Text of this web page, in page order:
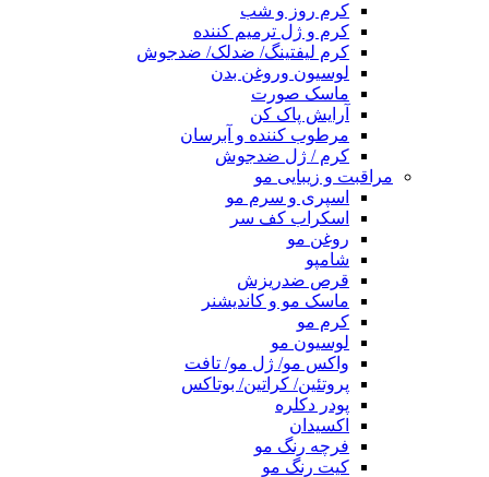
کرم روز و شب
کرم و ژل ترمیم کننده
کرم لیفتینگ/ ضدلک/ ضدجوش
لوسیون وروغن بدن
ماسک صورت
آرایش پاک کن
مرطوب کننده و آبرسان
کرم / ژل ضدجوش
مراقبت و زیبایی مو
اسپری و سرم مو
اسکراب کف سر
روغن مو
شامپو
قرص ضدریزش
ماسک مو و کاندیشنر
کرم مو
لوسیون مو
واکس مو/ ژل مو/ تافت
پروتئین/ کراتین/ بوتاکس
پودر دکلره
اکسیدان
فرچه رنگ مو
کیت رنگ مو